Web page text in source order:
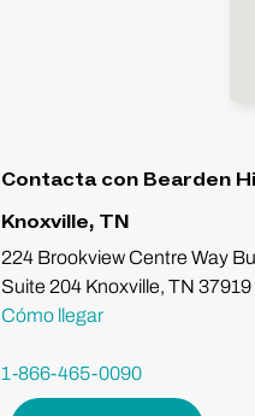
Contacta con Bearden
Knoxville, TN
224 Brookview Centre Way
Suite 204 Knoxville, TN 37919
Cómo llegar
1-866-465-0090